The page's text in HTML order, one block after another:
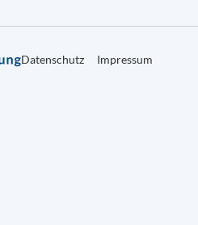
Datenschutz Impressum